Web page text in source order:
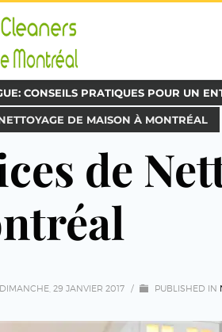
CONSEILS PRATIQUES POUR UN
DE MAISON À MONTRÉAL
de
DIMANCHE, 29 JANVIER 2017 / PUBLISHED IN